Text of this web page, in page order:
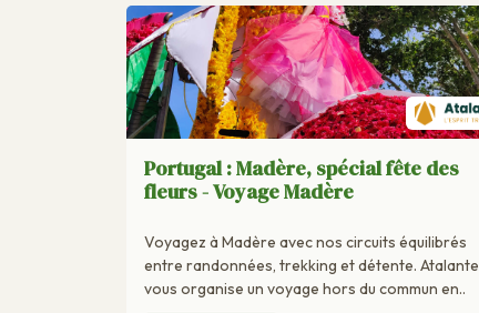
Portugal : Madère, spécial fête des
fleurs - Voyage Madère
Voyagez à Madère avec nos circuits équilibrés
entre randonnées, trekking et détente. Atalante
vous organise un voyage hors du commun en..